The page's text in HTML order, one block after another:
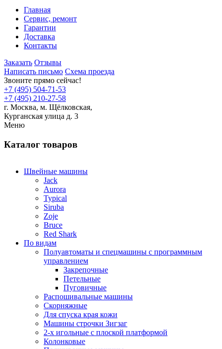
Главная
Сервис, ремонт
Гарантии
Доставка
Контакты
Заказать Отзывы
Написать письмо Схема проезда
Звоните прямо сейчас!
+7 (495) 504-71-53
+7 (495) 210-27-58
г. Москва, м. Щёлковская,
Курганская улица д. 3
Меню
Каталог товаров
Швейные машины
Jack
Aurora
Typical
Siruba
Zoje
Bruce
Red Shark
По видам
Полуавтоматы и спецмашины с программным
управлением
Закрепочные
Петельные
Пуговичные
Распошивальные машины
Скорняжные
Для спуска края кожи
Машины строчки Зигзаг
2-х игольные с плоской платформой
Колонковые